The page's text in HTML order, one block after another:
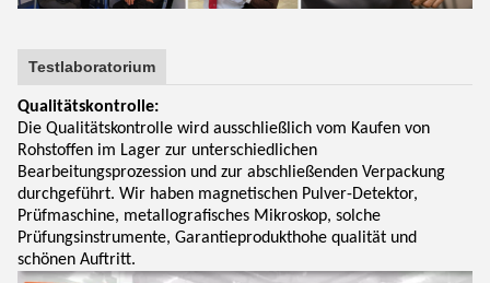
Testlaboratorium
Qualitätskontrolle:
Die Qualitätskontrolle wird ausschließlich vom Kaufen von
Rohstoffen im Lager zur unterschiedlichen
Bearbeitungsprozession und zur abschließenden Verpackung
durchgeführt. Wir haben magnetischen Pulver-Detektor,
Prüfmaschine, metallografisches Mikroskop, solche
Prüfungsinstrumente, Garantieprodukthohe qualität und
schönen Auftritt.